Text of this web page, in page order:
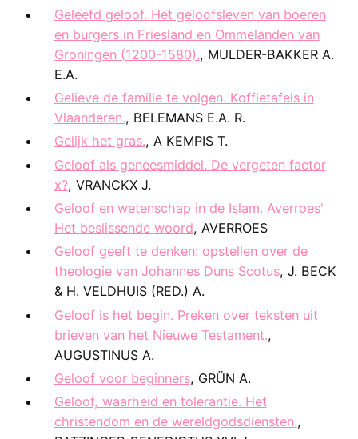
Geleefd geloof. Het geloofsleven van boeren
en burgers in Friesland en Ommelanden van
Groningen (1200-1580)., MULDER-BAKKER A.
E.A.
Gelieve de familie te volgen. Koffietafels in
Vlaanderen., BELEMANS E.A. R.
Gelijk het gras., A KEMPIS T.
Geloof als geneesmiddel. De vergeten factor
x?, VRANCKX J.
Geloof en wetenschap in de Islam. Averroes'
Het beslissende woord, AVERROES
Geloof geeft te denken: opstellen over de
theologie van Johannes Duns Scotus, J. BECK
& H. VELDHUIS (RED.) A.
Geloof is het begin. Preken over teksten uit
brieven van het Nieuwe Testament.,
AUGUSTINUS A.
Geloof voor beginners, GRÜN A.
Geloof, waarheid en tolerantie. Het
christendom en de wereldgodsdiensten.,